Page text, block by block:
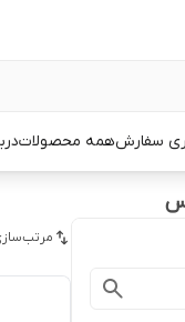
سفارشهمه محصولات